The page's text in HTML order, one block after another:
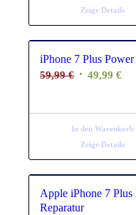
Zeige Details
iPhone 7 Plus
59,99€
59,99 €
49,99€
In den Warenkorb
Zeige Details
Apple iPhone 7 Plus
Reparatur